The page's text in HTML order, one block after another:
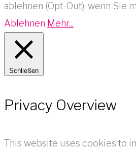
ablehnen (Opt-Out), wenn Sie
Ablehnen Mehr...
Schließen
Privacy Overview
This website uses cookies to